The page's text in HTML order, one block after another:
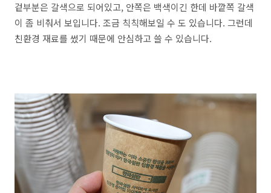
겉부분은 갈색으로 되어있고, 안쪽은 백색이긴 한데 바깥쪽 갈색
이 좀 비춰서 보입니다. 조금 칙칙해보일 수 도 있습니다. 그런데
친환경 재료를 썼기 때문에 안심하고 쓸 수 있습니다.